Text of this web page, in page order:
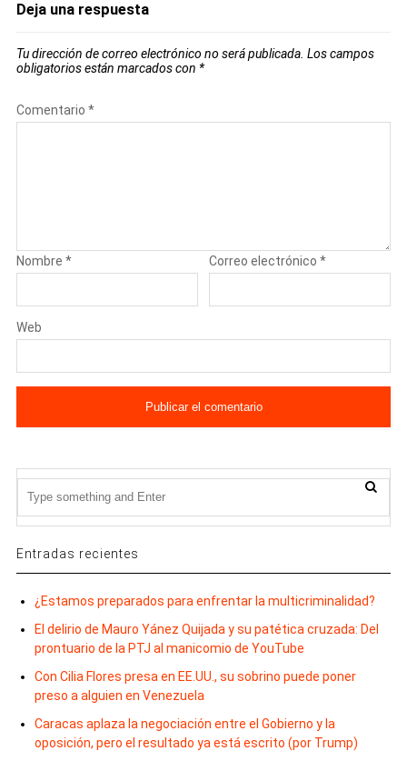
Deja una respuesta
Tu dirección de correo electrónico no será publicada. Los campos
obligatorios están marcados con *
Comentario *
Nombre * Correo electrónico*
Web
Entradas recientes
¿Estamos preparados para enfrentar la multicriminalidad?
El delirio de Mauro Yánez Quijada y su patética cruzada: Del
prontuario de la PTJ al manicomio de YouTube
Con Cilia Flores presa en EE.UU., su sobrino puede poner
preso a alguien en Venezuela
Caracas aplaza la negociación entre el Gobierno y la
oposición, pero el resultado ya está escrito (por Trump)